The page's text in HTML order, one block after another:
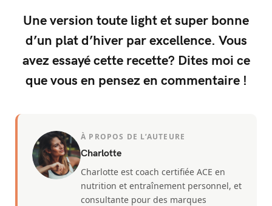
Une version toute light et super bonne
d’un plat d’hiver par excellence. Vous
avez essayé cette recette? Dites moi ce
que vous en pensez en commentaire !
À PROPOS DE L’AUTEURE
Charlotte
Charlotte est coach certifiée ACE en
nutrition et entraînement personnel, et
consultante pour des marques